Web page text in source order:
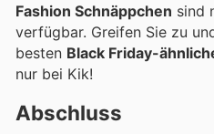
Fashion Schnäppchen sind
verfügbar. Greifen Sie zu
besten Black Friday-
nur bei Kik!
Abschluss